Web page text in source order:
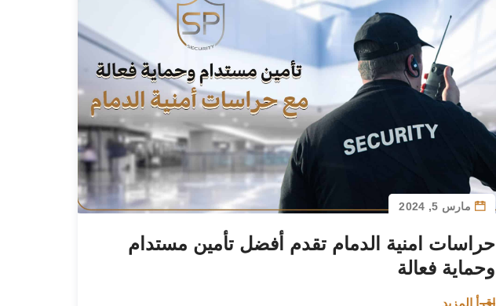
مارس 5, 2024
حراسات امنية الدمام تقدم أفضل تأمين مستدام
وحماية فعالة